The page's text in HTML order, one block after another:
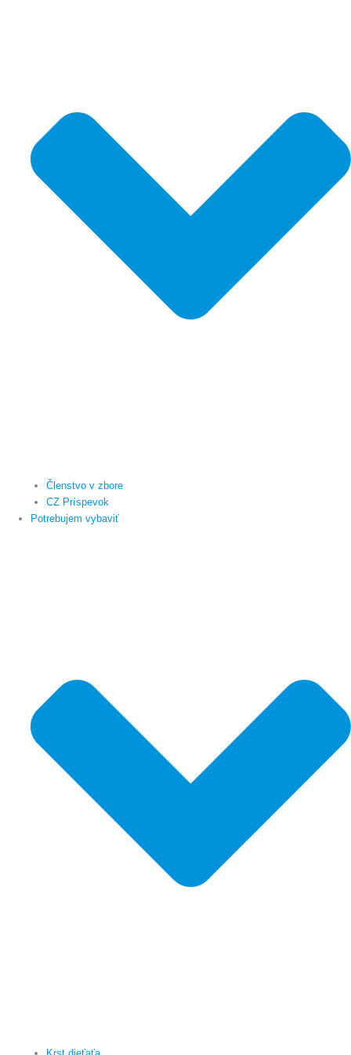
Členstvo v zbore
CZ Príspevok
Potrebujem vybaviť